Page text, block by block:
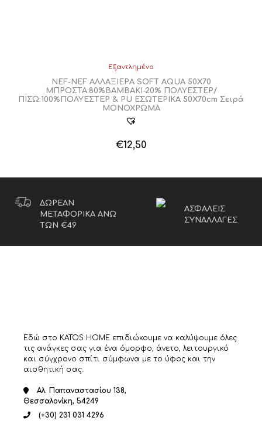
Εξαντλημένο
NEF-NEF ΑΛΛΑΞΙΕΡΑ SOFT AQUA 50Χ70
ΜΠΡΟΣΤΑ:80%ΒΑΜΒΑΚΙ-20% ΠΟΛΥΕΣΤΕΡ/
ΠΙΣΩ:100%ΠΟΛΥΕΣΤΕΡ & PU ΕΣΩΤΕΡΙΚΑ 50X70cm Σειρά
ΜΟΝΟΧΡΩΜΑ
€12,50
ΔΩΡΕΑΝ
ΜΕΤΑΦΟΡΙΚΑ ΑΝΩ
ΤΩΝ €49
ΑΣΦΑΛΕΙΣ
ΣΥΝΑΛΛΑΓΕΣ
Εδώ στο KATOS HOME επιδιώκουμε να καλύψουμε όλες
τις ανάγκες σας για ένα όμορφο, άνετο, λειτουργικό
και σύγχρονο σπίτι σύμφωνα με το ύφος και την
αισθητική σας.
Αλ. Παπαναστασίου 138,
Θεσσαλονίκη, 54249
(+30) 231 031 4296